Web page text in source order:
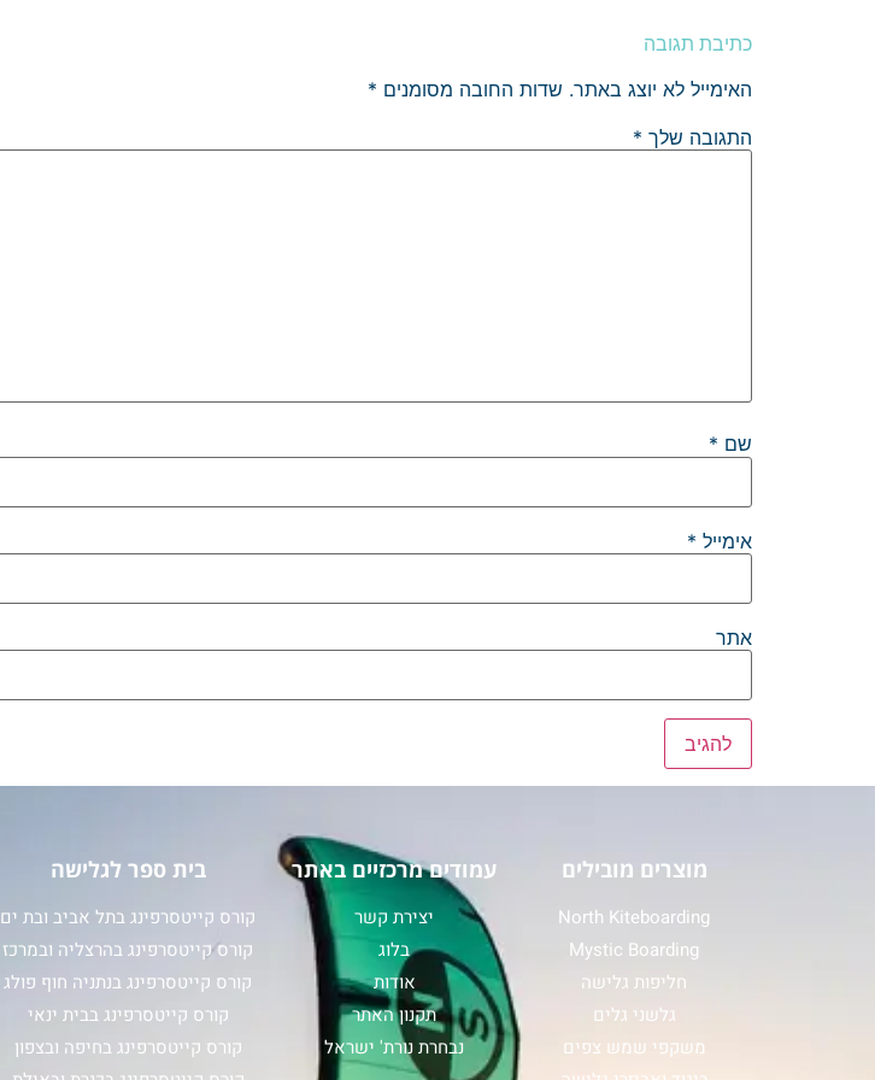
כתיבת תגובה
האימייל לא יוצג באתר. שדות החובה מסומנים *
התגובה שלך *
שם *
אימייל *
אתר
מוצרים מובילים
North Kiteboarding
Mystic Boarding
חליפות גלישה
גלשני גלים
משקפי שמש צפים
עמודים מרכזיים באתר
יצירת קשר
בלוג
אודות
תקנון האתר
נבחרת נורת' ישראל
בית ספר לגלישה
קורס קייטסרפינג בתל אביב ובת ים
קורס קייטסרפינג בהרצליה ובמרכז
קורס קייטסרפינג בנתניה חוף פולג
קורס קייטסרפינג בבית ינאי
קורס קייטסרפינג בחיפה ובצפון